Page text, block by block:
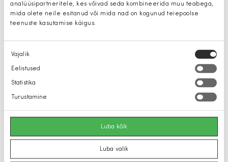
analüüsipartneritele, kes võivad seda kombineerida muu teabega,
mida olete neile esitanud või mida nad on kogunud teiepoolse
teenuste kasutamise käigus.
Nõusoleku
valik
Vajalik
Eelistused
Statistika
Turustamine
Luba kõik
Luba valik